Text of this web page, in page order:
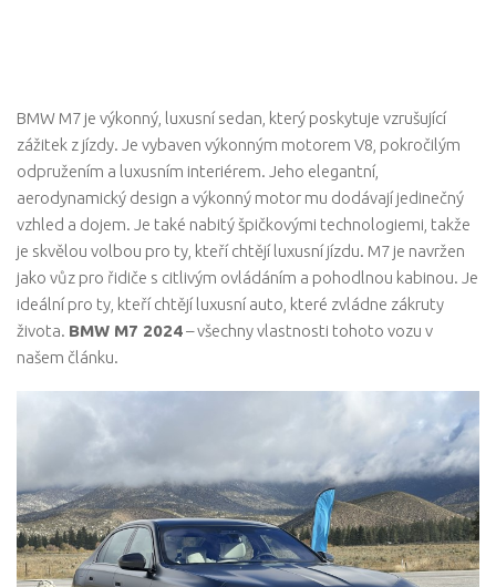
BMW M7 je výkonný, luxusní sedan, který poskytuje vzrušující
zážitek z jízdy. Je vybaven výkonným motorem V8, pokročilým
odpružením a luxusním interiérem. Jeho elegantní,
aerodynamický design a výkonný motor mu dodávají jedinečný
vzhled a dojem. Je také nabitý špičkovými technologiemi, takže
je skvělou volbou pro ty, kteří chtějí luxusní jízdu. M7 je navržen
jako vůz pro řidiče s citlivým ovládáním a pohodlnou kabinou. Je
ideální pro ty, kteří chtějí luxusní auto, které zvládne zákruty
života. BMW M7 2024– všechny vlastnosti tohoto vozu v
našem článku.